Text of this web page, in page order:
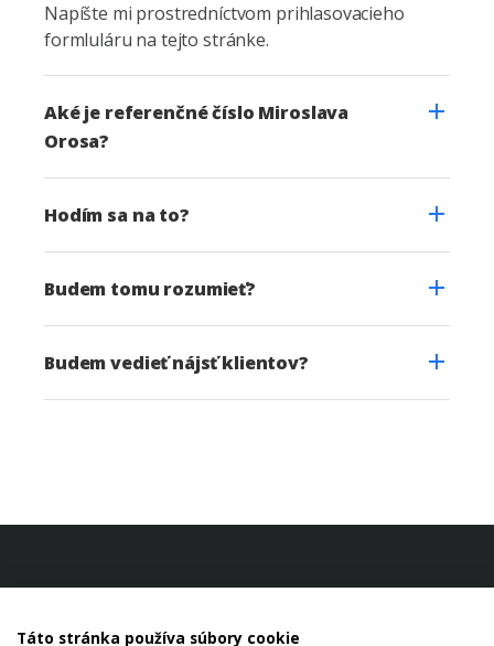
Napíšte mi prostredníctvom prihlasovacieho
formluláru na tejto stránke.
Aké je referenčné číslo Miroslava
Orosa?
Hodím sa na to?
Budem tomu rozumieť?
Budem vedieť nájsť klientov?
Táto stránka používa súbory cookie